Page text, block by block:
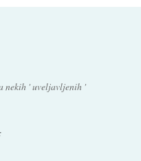
nekih ' uveljavljenih '